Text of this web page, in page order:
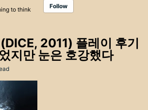
to think Follow
2011) 플레이 후기
지만 눈은 호강했다